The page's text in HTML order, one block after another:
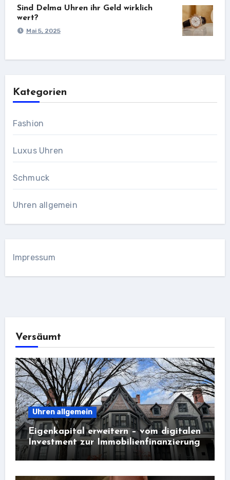
Sind Delma Uhren ihr Geld wirklich
wert?
Mai 5, 2025
Kategorien
Fashion
Luxus Uhren
Schmuck
Uhren allgemein
Impressum
Versäumt
Uhren allgemein
Eigenkapital erweitern – vom digitalen
Investment zur Immobilienfinanzierung